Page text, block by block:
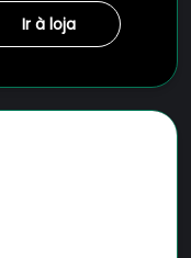
Ir à loja